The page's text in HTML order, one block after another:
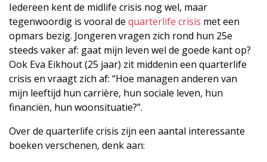
Iedereen kent de midlife crisis nog wel, maar
tegenwoordig is vooral de quarterlife crisis met een
opmars bezig. Jongeren vragen zich rond hun 25e
steeds vaker af: gaat mijn leven wel de goede kant op?
Ook Eva Eikhout (25 jaar) zit middenin een quarterlife
crisis en vraagt zich af: “Hoe managen anderen van
mijn leeftijd hun carrière, hun sociale leven, hun
financiën, hun woonsituatie?”.
Over de quarterlife crisis zijn een aantal interessante
boeken verschenen, denk aan: